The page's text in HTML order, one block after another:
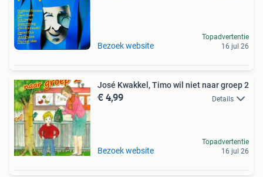
Bezoek website
Topadvertentie
16 jul 26
José Kwakkel, Timo wil niet naar groep 2
€ 4,99 Details
Bezoek website
Topadvertentie
16 jul 26